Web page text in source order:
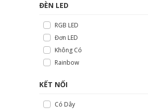
ĐÈN LED
RGB LED
Đơn LED
Không Có
Rainbow
KẾT NỐI
Có Dây